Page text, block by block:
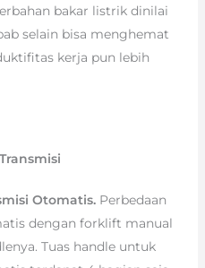
bakar listrik dinilai
selain bisa menghemat
kerja pun lebih
Otomatis. Perbedaan
dengan forklift manual
Tuas handle untuk